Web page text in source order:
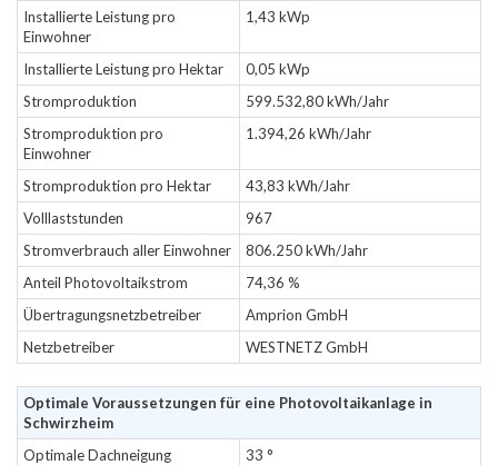
Installierte Leistung pro
Einwohner
1,43 kWp
Installierte Leistung pro Hektar
0,05 kWp
Stromproduktion
599.532,80 kWh/Jahr
Stromproduktion pro
Einwohner
1.394,26 kWh/Jahr
Stromproduktion pro Hektar
43,83 kWh/Jahr
Volllaststunden
967
Stromverbrauch aller Einwohner
806.250 kWh/Jahr
Anteil Photovoltaikstrom
74,36 %
Übertragungsnetzbetreiber
Amprion GmbH
Netzbetreiber
WESTNETZ GmbH
Optimale Voraussetzungen für eine Photovoltaikanlage in
Schwirzheim
Optimale Dachneigung
33 °